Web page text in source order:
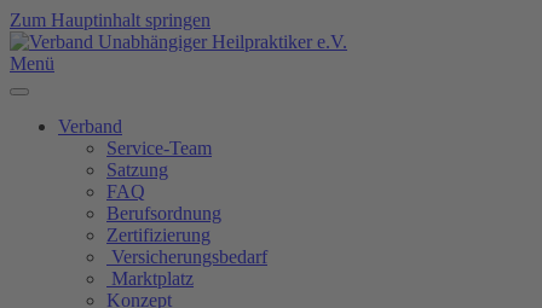
Zum Hauptinhalt springen
Menü
Verband
Service-Team
Satzung
FAQ
Berufsordnung
Zertifizierung
Versicherungsbedarf
Marktplatz
Konzept